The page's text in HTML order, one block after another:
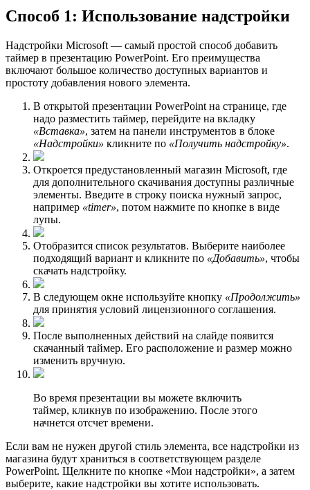
Способ 1: Использование надстройки
Надстройки Microsoft — самый простой способ добавить
таймер в презентацию PowerPoint. Его преимущества
включают большое количество доступных вариантов и
простоту добавления нового элемента.
В открытой презентации PowerPoint на странице, где
надо разместить таймер, перейдите на вкладку
«Вставка», затем на панели инструментов в блоке
«Надстройки» кликните по «Получить надстройку».
Откроется предустановленный магазин Microsoft, где
для дополнительного скачивания доступны различные
элементы. Введите в строку поиска нужный запрос,
например «timer», потом нажмите по кнопке в виде
лупы.
Отобразится список результатов. Выберите наиболее
подходящий вариант и кликните по «Добавить», чтобы
скачать надстройку.
В следующем окне используйте кнопку «Продолжить»
для принятия условий лицензионного соглашения.
После выполненных действий на слайде появится
скачанный таймер. Его расположение и размер можно
изменить вручную.
Во время презентации вы можете включить
таймер, кликнув по изображению. После этого
начнется отсчет времени.
Если вам не нужен другой стиль элемента, все надстройки из
магазина будут храниться в соответствующем разделе
PowerPoint. Щелкните по кнопке «Мои надстройки», а затем
выберите, какие надстройки вы хотите использовать.